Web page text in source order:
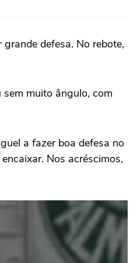
defesa. No rebote,
muito ângulo, com
a fazer boa defesa no
Nos acréscimos,